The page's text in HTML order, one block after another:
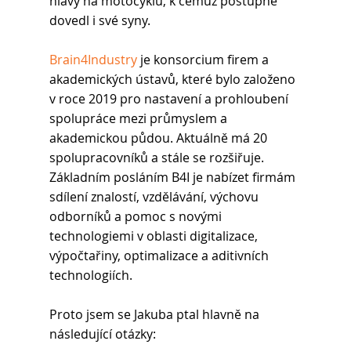
dovedl i své syny.
Brain4Industry je konsorcium firem a
akademických ústavů, které bylo založeno
v roce 2019 pro nastavení a prohloubení
spolupráce mezi průmyslem a
akademickou půdou. Aktuálně má 20
spolupracovníků a stále se rozšiřuje.
Základním posláním B4I je nabízet firmám
sdílení znalostí, vzdělávání, výchovu
odborníků a pomoc s novými
technologiemi v oblasti digitalizace,
výpočtařiny, optimalizace a aditivních
technologiích.
Proto jsem se Jakuba ptal hlavně na
následující otázky: